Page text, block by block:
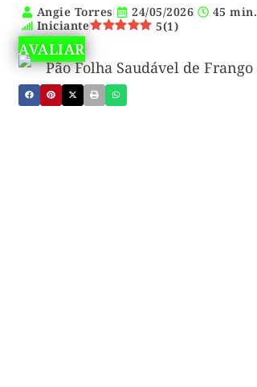
Angie Torres 24/05/2026
45 min.
Iniciante
5(1)
AVALIAR